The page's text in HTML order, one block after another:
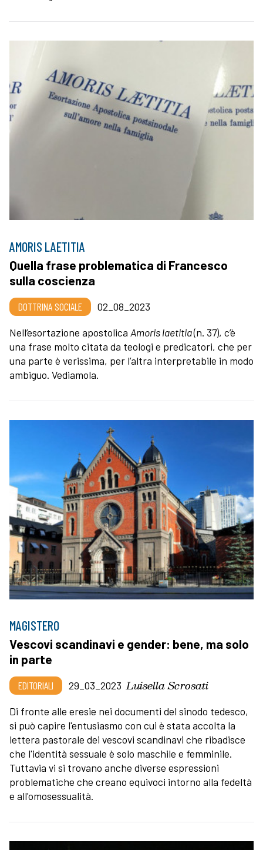
AMORIS LAETITIA
Quella frase problematica di Francesco
sulla coscienza
DOTTRINA SOCIALE
02_08_2023
Nell’esortazione apostolica Amoris laetitia(n. 37), c’è
una frase molto citata da teologi e predicatori, che per
una parte è verissima, per l’altra interpretabile in modo
ambiguo. Vediamola.
MAGISTERO
Vescovi scandinavi e gender: bene, ma solo
in parte
EDITORIALI 29_03_2023 Luisella Scrosati
Di fronte alle eresie nei documenti del sinodo tedesco,
si può capire l'entusiasmo con cui è stata accolta la
lettera pastorale dei vescovi scandinavi che ribadisce
che l'identità sessuale è solo maschile e femminile.
Tuttavia vi si trovano anche diverse espressioni
problematiche che creano equivoci intorno alla fedeltà
e all'omosessualità.